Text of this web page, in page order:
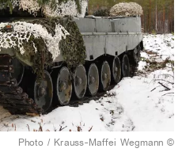
© Photo /
Krauss-Maffei Wegmann